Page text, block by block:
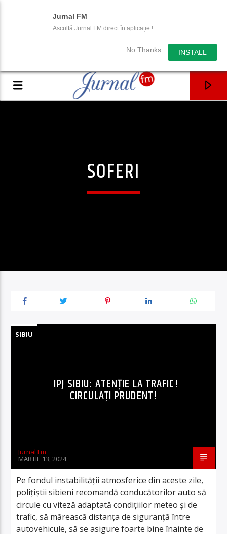
Jurnal FM
Ascultă Jurnal FM direct în aplicație !
No Thanks INSTALL
SOFERI
SIBIU
IPJ SIBIU: ATENȚIE LA TRAFIC!
CIRCULAȚI PRUDENT!
Jurnal Fm
MARTIE 13, 2024
Pe fondul instabilității atmosferice din aceste zile,
polițiștii sibieni recomandă conducătorilor auto să
circule cu viteză adaptată condițiilor meteo și de
trafic, să mărească distanța de siguranță între
autovehicule, să se asigure foarte bine înainte de